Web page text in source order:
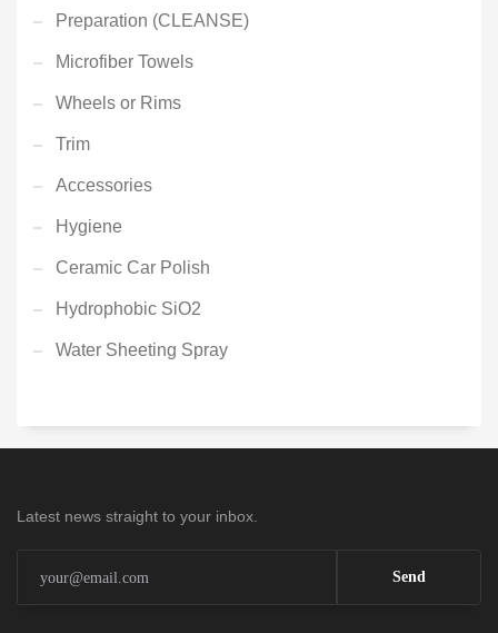
Preparation (CLEANSE)
Microfiber Towels
Wheels or Rims
Trim
Accessories
Hygiene
Ceramic Car Polish
Hydrophobic SiO2
Water Sheeting Spray
Latest news straight to your inbox.
Send